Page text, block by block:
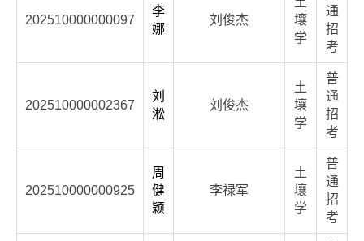
202510000000097
李
娜
刘俊杰
壤
学
通
招
考
202510000002367
刘
淞
刘俊杰
土
壤
学
普
通
招
考
202510000000925
周
健
颖
李禄军
土
壤
学
普
通
招
考